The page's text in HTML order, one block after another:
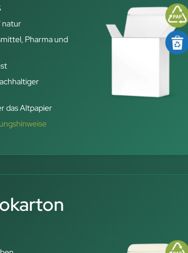
natur
Pharma und
das Altpapier